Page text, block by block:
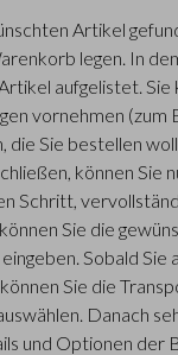
Artikel
legen. In
aufgelistet.
vornehmen (zum
die Sie bestellen
können Sie
Schritt,
Sie die
Sobald Sie
Sie die
Danach
und Optionen der